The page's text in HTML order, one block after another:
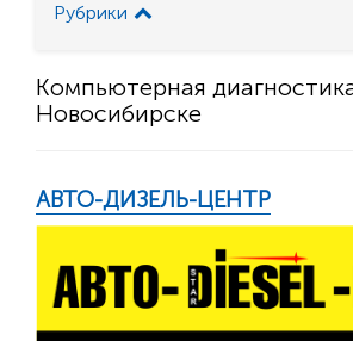
Рубрики
Компьютерная
Новосибирске
АВТО-ДИЗЕЛЬ-ЦЕНТР